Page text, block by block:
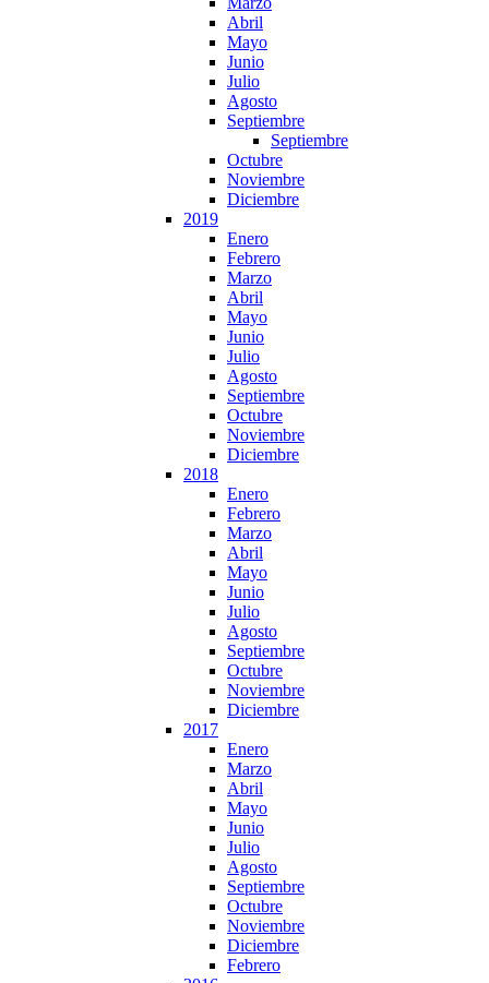
Abril
Mayo
Junio
Julio
Agosto
Septiembre
Septiembre
Octubre
Noviembre
Diciembre
2019
Enero
Febrero
Marzo
Abril
Mayo
Junio
Julio
Agosto
Septiembre
Octubre
Noviembre
Diciembre
2018
Enero
Febrero
Marzo
Abril
Mayo
Junio
Julio
Agosto
Septiembre
Octubre
Noviembre
Diciembre
2017
Enero
Marzo
Abril
Mayo
Junio
Julio
Agosto
Septiembre
Octubre
Noviembre
Diciembre
Febrero